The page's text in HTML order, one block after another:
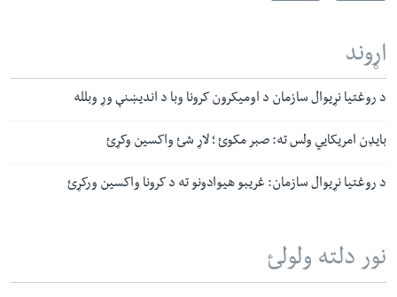
اړوند
د روغتیا نړیوال سازمان د اومیکرون کرونا وبا د اندیښنې وړ وبلله
بایډن امریکایي ولس ته: صبر مکوئ ؛ لاړ شئ واکسین وکړئ
د روغتیا نړیوال سازمان‌: غریبو هیوادونو ته د کرونا واکسین ورکړئ
نور دلته ولولئ